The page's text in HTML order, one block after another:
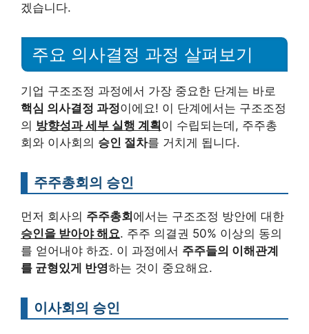
겠습니다.
주요 의사결정 과정 살펴보기
기업 구조조정 과정에서 가장 중요한 단계는 바로
핵심 의사결정 과정이에요! 이 단계에서는 구조조정
의 방향성과 세부 실행 계획 이 수립되는데, 주주총
회와 이사회의 승인 절차를 거치게 됩니다.
주주총회의 승인
먼저 회사의 주주총회 에서는 구조조정 방안에 대한
승인을 받아야 해요. 주주 의결권 50% 이상의 동의
를 얻어내야 하죠. 이 과정에서 주주들의 이해관계
를 균형있게 반영하는 것이 중요해요.
이사회의 승인